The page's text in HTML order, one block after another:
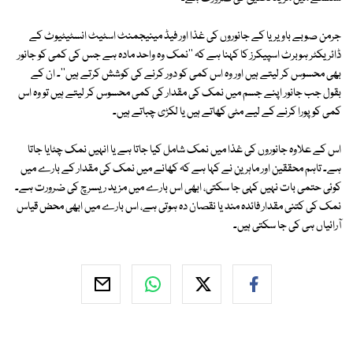
جرمن صوبے باویریا کے جانوروں کی غذا اور فیڈ مینیجمنٹ اسٹیٹ انسٹیٹیوٹ کے
ڈائریکٹر ہوبرٹ اسپیکرز کا کہنا ہے کہ ''نمک وہ واحد مادہ ہے جس کی کمی کو جانور
بھی محسوس کر لیتے ہیں اور وہ اس کمی کو دور کرنے کی کوشش کرتے ہیں''۔ ان کے
بقول جب جانور اپنے جسم میں نمک کی مقدار کی کمی محسوس کر لیتے ہیں تو وہ اس
کمی کو پورا کرنے کے لیے مٹی کھاتے ہیں یا لکڑی چباتے ہیں۔
اس کے علاوہ جانوروں کی غذا میں نمک شامل کیا جاتا ہے یا انہیں نمک چٹایا جاتا
ہے۔ تاہم محققین اور ماہرین نے کہا ہے کہ کھانے میں نمک کی مقدار کے بارے میں
کوئی حتمی بات نہیں کہی جا سکتی، ابھی اس بارے میں مزید ریسرچ کی ضرورت ہے۔
نمک کی کتنی مقدار فائدہ مند یا نقصان دہ ہوتی ہے، اس بارے میں ابھی محض قیاس
آرائیاں ہی کی جا سکتی ہیں۔